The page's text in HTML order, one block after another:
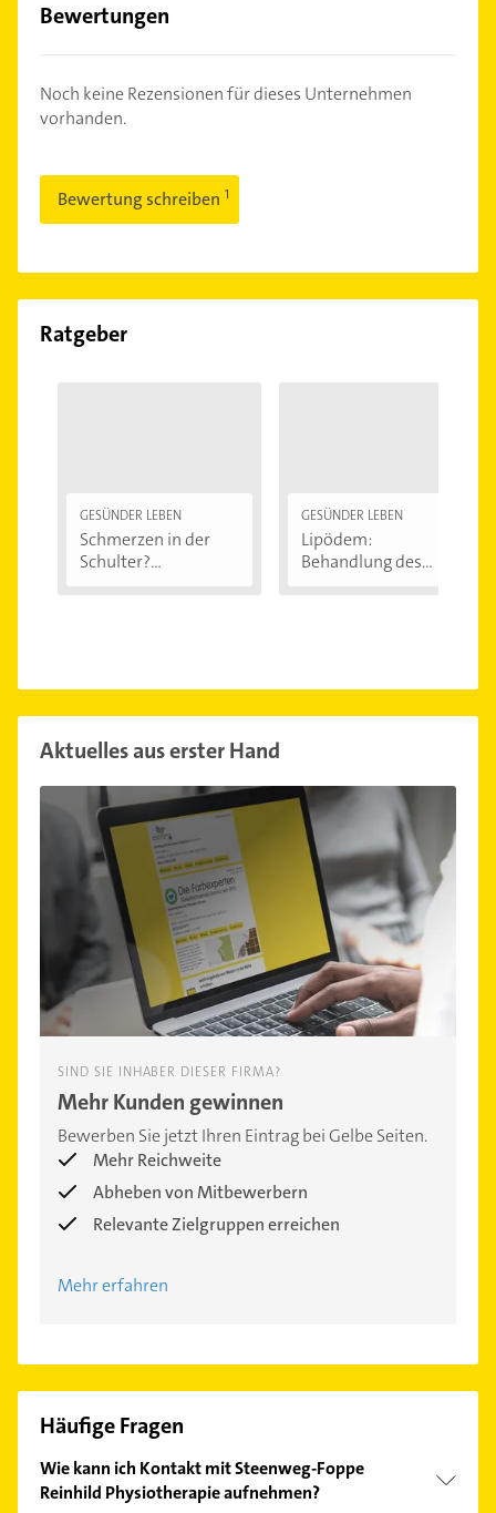
Bewertungen
Noch keine Rezensionen für dieses Unternehmen
vorhanden.
Bewertung schreiben
Ratgeber
GESÜNDER LEBEN
Schmerzen in der
Schulter?
GESÜNDER LEBEN
Lipödem:
Behandlung des
Aktuelles aus erster Hand
SIND SIE INHABER DIESER FIRMA?
Mehr Kunden gewinnen
Bewerben Sie jetzt Ihren Eintrag bei Gelbe Seiten.
Mehr Reichweite
Abheben von Mitbewerbern
Relevante Zielgruppen erreichen
Mehr erfahren
Häufige Fragen
Wie kann ich Kontakt mit Steenweg-Foppe
Reinhild Physiotherapie aufnehmen?